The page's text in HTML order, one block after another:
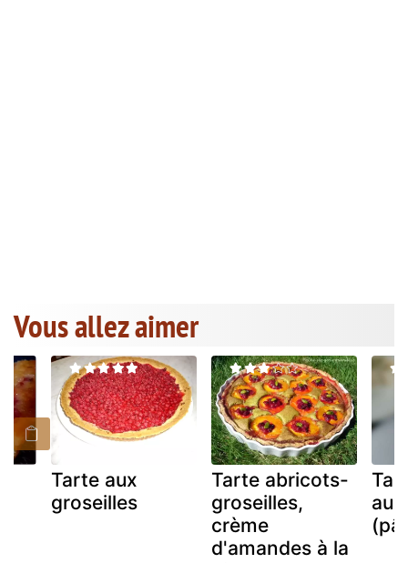
Vous allez aimer
Tarte aux
groseilles
Tarte abricots-
groseilles,
crème
d'amandes à la